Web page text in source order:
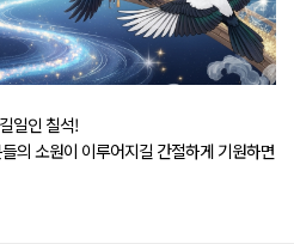
일인 칠석!
의 소원이 이루어지길 간절하게 기원하면